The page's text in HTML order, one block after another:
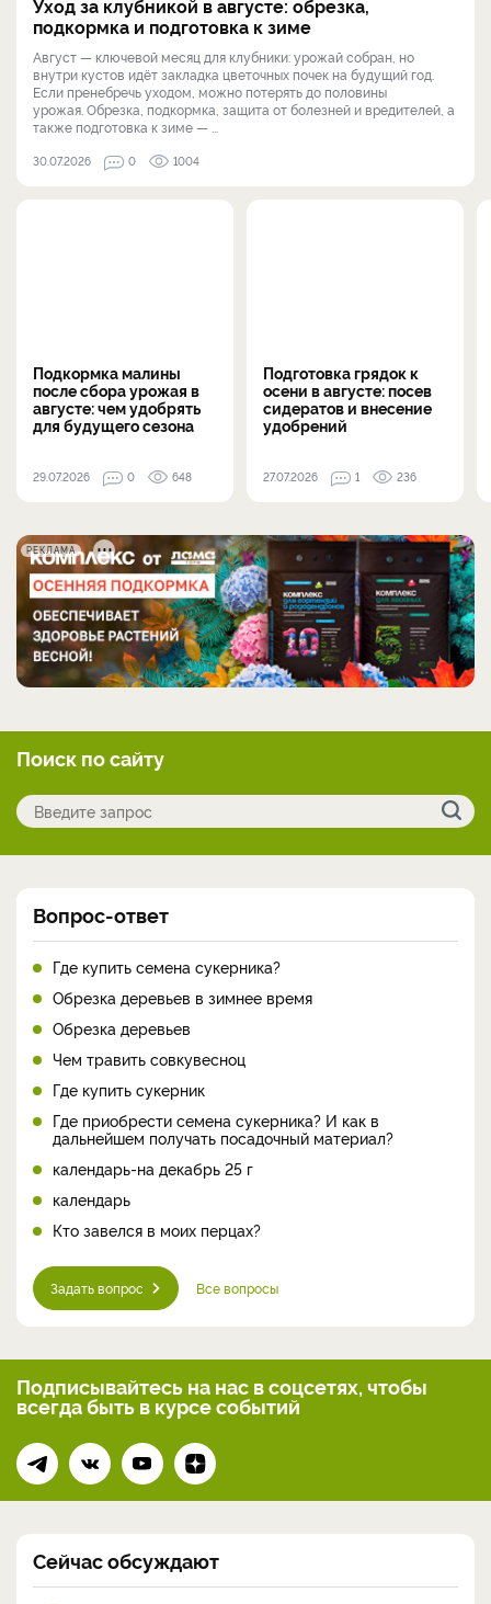
Уход за клубникой в августе: обрезка,
подкормка и подготовка к зиме
Август — ключевой месяц для клубники: урожай собран, но
внутри кустов идёт закладка цветочных почек на будущий год.
Если пренебречь уходом, можно потерять до половины
урожая. Обрезка, подкормка, защита от болезней и вредителей, а
также подготовка к зиме — ...
30.07.2026 0 1004
Подкормка малины
после сбора урожая в
августе: чем удобрять
для будущего сезона
29.07.2026 0 648
Подготовка грядок к
осени в августе: посев
сидератов и внесение
удобрений
27.07.2026 1 236
РЕКЛАМА
Поиск по сайту
Вопрос-ответ
Где купить семена сукерника?
Обрезка деревьев в зимнее время
Обрезка деревьев
Чем травить совкувесноц
Где купить сукерник
Где приобрести семена сукерника? И как в
дальнейшем получать посадочный материал?
календарь-на декабрь 25 г
календарь
Кто завелся в моих перцах?
Задать вопрос Все вопросы
Подписывайтесь на нас в соцсетях, чтобы
всегдабыть в курсе событий
Сейчас обсуждают